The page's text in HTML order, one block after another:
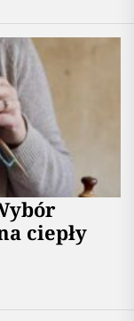
ciepły